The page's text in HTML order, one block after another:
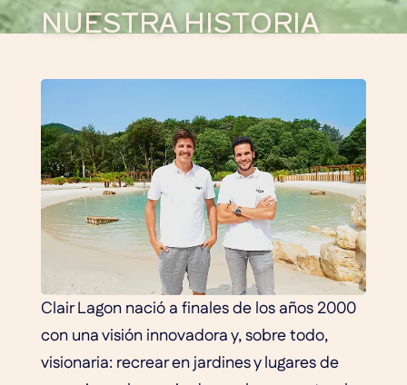
NUESTRA HISTORIA
Clair Lagon nació a finales de los años 2000
con una visión innovadora y, sobre todo,
visionaria: recrear en jardines y lugares de